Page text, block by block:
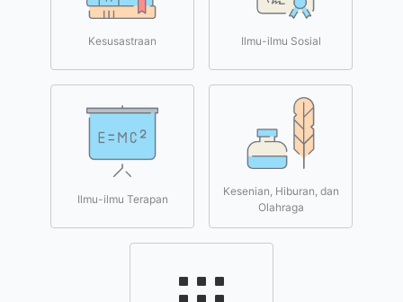
Kesusastraan Ilmu-ilmu Sosial
Ilmu-ilmu Terapan
Kesenian, Hiburan, dan
Olahraga